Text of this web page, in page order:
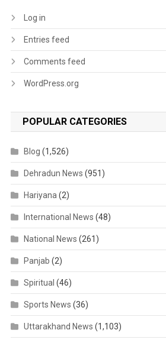
Log in
Entries feed
Comments feed
WordPress.org
POPULAR CATEGORIES
Blog (1,526)
Dehradun News (951)
Hariyana(2)
International News (48)
National News (261)
Panjab (2)
Spiritual (46)
Sports News (36)
Uttarakhand News (1,103)